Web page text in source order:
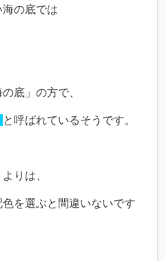
の底では
底」の方で、
と呼ばれているそうです。
りは、
を選ぶと間違いないです